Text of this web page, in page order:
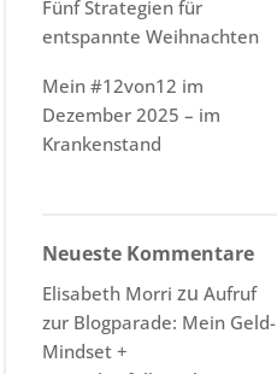
Fünf Strategien für
entspannte Weihnachten
Mein #12von12 im
Dezember 2025 – im
Krankenstand
Neueste Kommentare
Elisabeth Morri zuAufruf
zur Blogparade: Mein Geld-
Mindset +